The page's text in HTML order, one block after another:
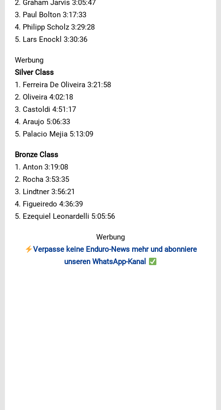
2. Graham Jarvis 3:05:47
3. Paul Bolton 3:17:33
4. Philipp Scholz 3:29:28
5. Lars Enockl 3:30:36
Werbung
Silver Class
1. Ferreira De Oliveira 3:21:58
2. Oliveira 4:02:18
3. Castoldi 4:51:17
4. Araujo 5:06:33
5. Palacio Mejia 5:13:09
Bronze Class
1. Anton 3:19:08
2. Rocha 3:53:35
3. Lindtner 3:56:21
4. Figueiredo 4:36:39
5. Ezequiel Leonardelli 5:05:56
Werbung
Verpasse keine Enduro-News mehr und abonniere
unseren WhatsApp-Kanal